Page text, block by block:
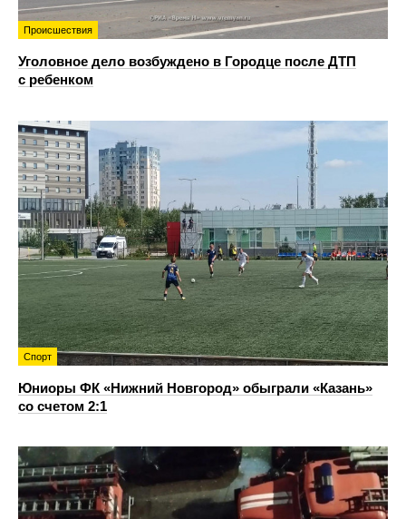
Происшествия
Уголовное дело возбуждено в Городце после ДТП
с ребенком
Спорт
Юниоры ФК «Нижний Новгород» обыграли «Казань»
со счетом 2:1